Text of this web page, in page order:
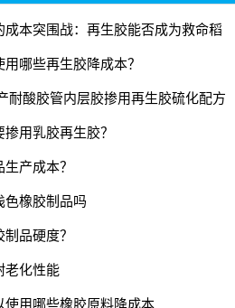
本突围战：再生胶能否成为救命稻
哪些再生胶降成本？
耐酸胶管内层胶掺用再生胶硫化配方
用乳胶再生胶？
产成本？
色橡胶制品吗
品硬度？
老化性能
使用哪些橡胶原料降成本